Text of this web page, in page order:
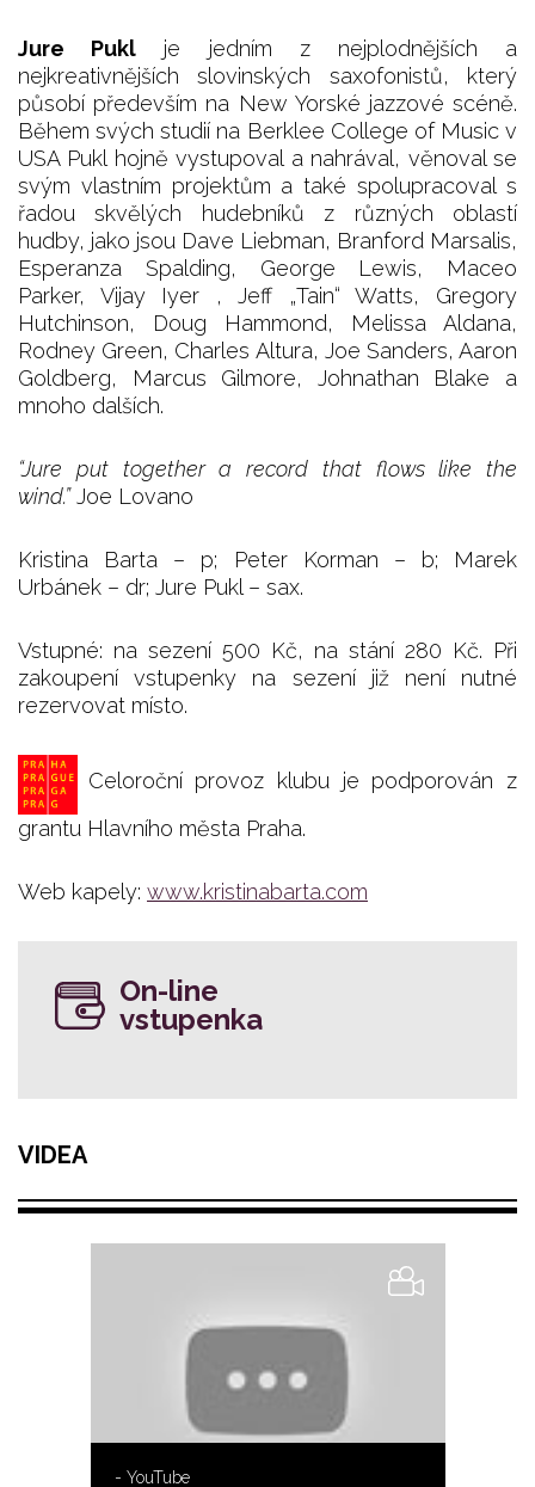
Jure Pukl je jedním z nejplodnějších a
nejkreativnějších slovinských saxofonistů, který
působí především na New Yorské jazzové scéně.
Během svých studií na Berklee College of Music v
USA Pukl hojně vystupoval a nahrával, věnoval se
svým vlastním projektům a také spolupracoval s
řadou skvělých hudebníků z různých oblastí
hudby, jako jsou Dave Liebman, Branford Marsalis,
Esperanza Spalding, George Lewis, Maceo
Parker, Vijay Iyer , Jeff „Tain“ Watts, Gregory
Hutchinson, Doug Hammond, Melissa Aldana,
Rodney Green, Charles Altura, Joe Sanders, Aaron
Goldberg, Marcus Gilmore, Johnathan Blake a
mnoho dalších.
“Jure put together a record that flows like the
wind.”Joe Lovano
Kristina Barta – p; Peter Korman – b; Marek
Urbánek – dr; Jure Pukl – sax.
Vstupné: na sezení 500 Kč, na stání 280 Kč. Při
zakoupení vstupenky na sezení již není nutné
rezervovat místo.
Celoroční provoz klubu je podporován z
grantu Hlavního města Praha.
Web kapely: www.kristinabarta.com
On-line
vstupenka
VIDEA
- YouTube